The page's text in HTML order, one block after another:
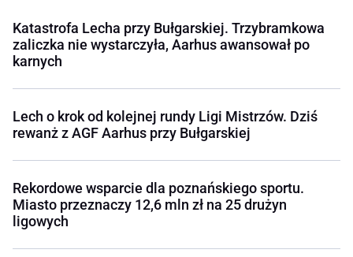
Katastrofa Lecha przy Bułgarskiej. Trzybramkowa
zaliczka nie wystarczyła, Aarhus awansował po
karnych
Lech o krok od kolejnej rundy Ligi Mistrzów. Dziś
rewanż z AGF Aarhus przy Bułgarskiej
Rekordowe wsparcie dla poznańskiego sportu.
Miasto przeznaczy 12,6 mln zł na 25 drużyn
ligowych